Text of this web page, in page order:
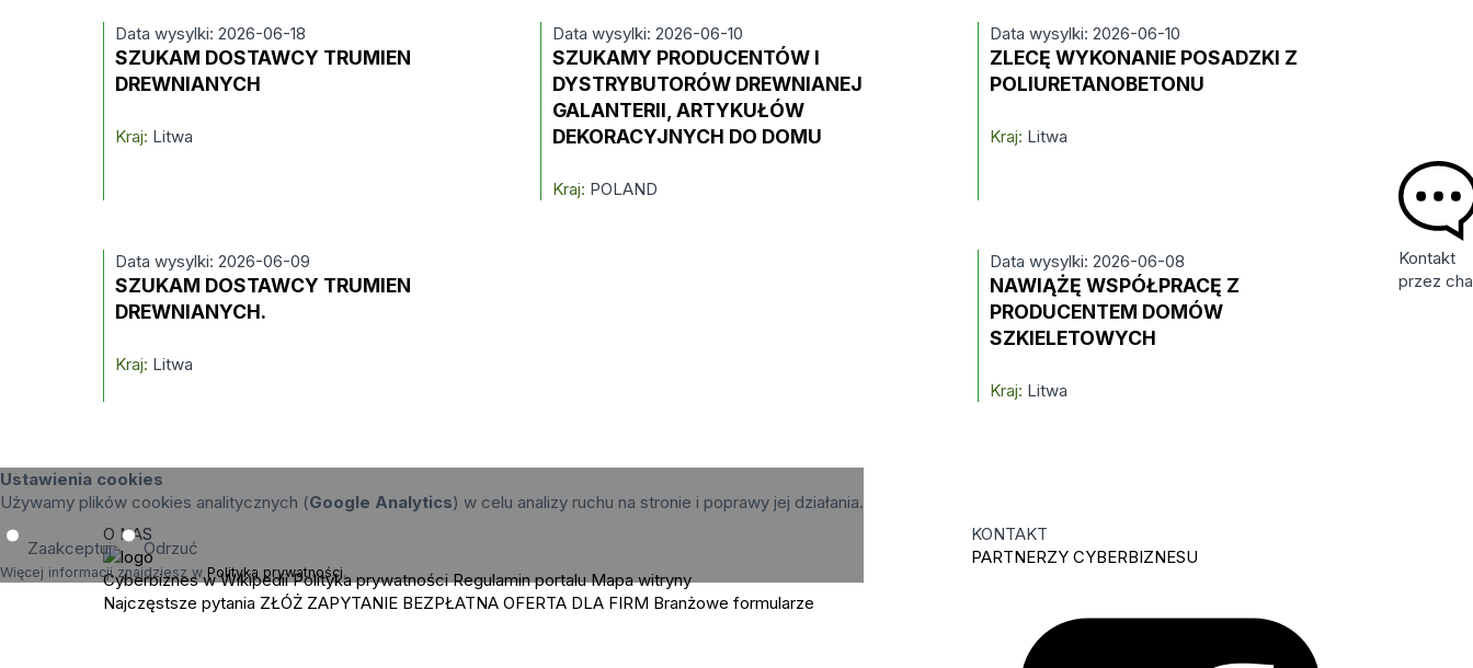
Data wysylki: 2026-06-18
SZUKAM DOSTAWCY TRUMIEN
DREWNIANYCH
Kraj: Litwa
Data wysylki: 2026-06-10
SZUKAMY PRODUCENTÓW I
DYSTRYBUTORÓW DREWNIANEJ
GALANTERII, ARTYKUŁÓW
DEKORACYJNYCH DO DOMU
Kraj: POLAND
Data wysylki: 2026-06-10
ZLECĘ WYKONANIE POSADZKI Z
POLIURETANOBETONU
Kraj: Litwa
Data wysylki: 2026-06-09
SZUKAM DOSTAWCY TRUMIEN
DREWNIANYCH.
Kraj: Litwa
Data wysylki: 2026-06-08
NAWIĄŻĘ WSPÓŁPRACĘ Z
PRODUCENTEM DOMÓW
SZKIELETOWYCH
Kraj: Litwa
Kontakt
przez
Ustawienia cookies
Używamy plików cookies analitycznych (Google Analytics) w celu analizy ruchu na stronie i poprawy jej działania.
Zaakceptuj Odrzuć
Więcej informacji znajdziesz w Polityka prywatności.
O NAS
Cyberbiznes w Wikipedii Polityka prywatności Regulamin portalu Mapa witryny
Najczęstsze pytania ZŁÓŻ ZAPYTANIE BEZPŁATNA OFERTA DLA FIRM Branżowe formularze
KONTAKT
PARTNERZY CYBERBIZNESU